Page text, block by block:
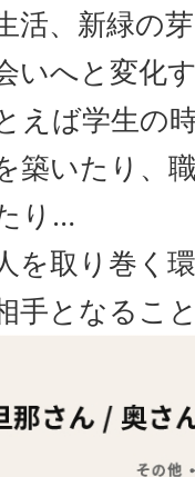
活、新緑の
いへと変化
えば学生の
築いたり、
り…
を取り巻く
手となるこ